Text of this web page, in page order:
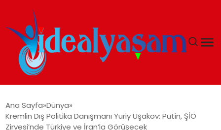
GÜNDEM
Ana Sayfa Dünya
Kremlin Dış Politika Danışmanı Yuriy Uşakov: Putin, ŞİÖ
Zirvesi’nde Türkiye ve İran’la Görüşecek